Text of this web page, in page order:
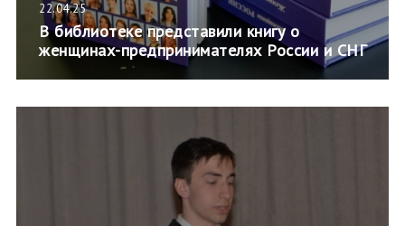
22.04.25
В библиотеке представили книгу о
женщинах-предпринимателях России и СНГ